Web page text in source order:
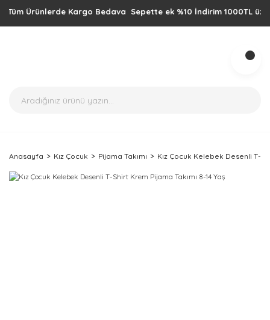
Ürünlerde Kargo Bedava Sepette ek %10 İndirim 1000TL üzeri
Anasayfa Kız Çocuk Pijama Takımı Kız Çocuk Kelebek Desenli T-